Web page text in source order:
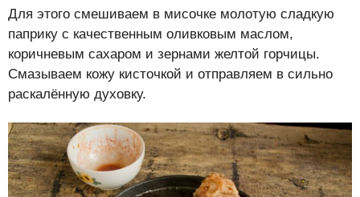
Для этого смешиваем в мисочке молотую сладкую
паприку с качественным оливковым маслом,
коричневым сахаром и зернами желтой горчицы.
Смазываем кожу кисточкой и отправляем в сильно
раскалённую духовку.